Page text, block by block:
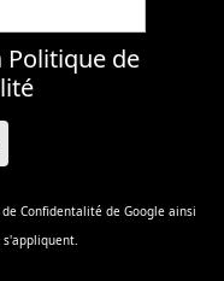
Politique de
Confidentalité de Google ainsi
s'appliquent.